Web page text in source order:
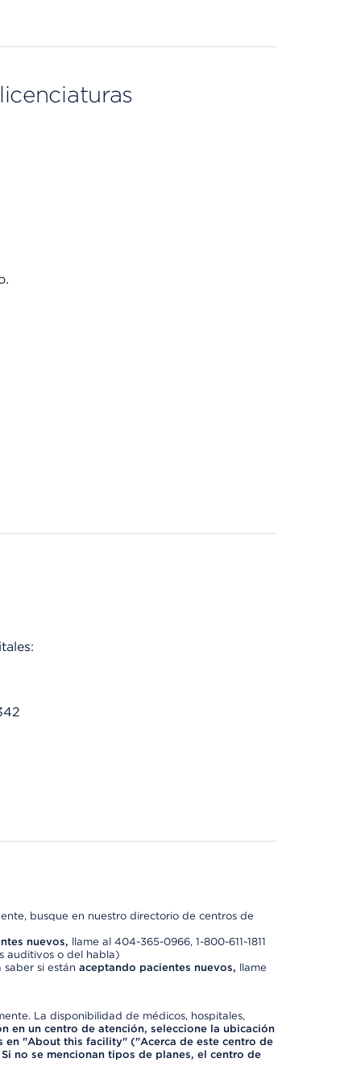
busque en nuestro directorio de centros de
nuevos, llame al 404-365-0966, 1-800-611-1811
auditivos o del habla)
si están aceptando pacientes nuevos, llame
La disponibilidad de médicos, hospitales,
en un centro de atención, seleccione la ubicación
"About this facility" ("Acerca de este centro de
no se mencionan tipos de planes, el centro de